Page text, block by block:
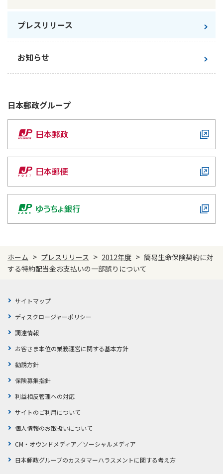
プレスリリース
お知らせ
日本郵政グループ
ホーム > プレスリリース > 2012年度 > 簡易生命保険契約に対
する特約配当金お支払いの一部誤りについて
サイトマップ
ディスクロージャーポリシー
調達情報
お客さま本位の業務運営に関する基本方針
勧誘方針
保険募集指針
利益相反管理への対応
サイトのご利用について
個人情報のお取扱いについて
CM・オウンドメディア／ソーシャルメディア
日本郵政グループのカスタマーハラスメントに関する考え方